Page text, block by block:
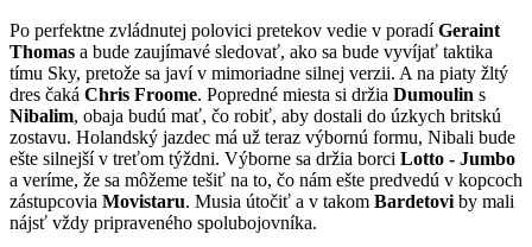
Po perfektne zvládnutej polovici pretekov vedie v poradíGeraint
Thomas a bude zaujímavé sledovať, ako sa bude vyvíjať taktika
tímu Sky, pretože sa javí v mimoriadne silnej verzii. A na piaty žltý
dres čaká Chris Froome. Popredné miesta si držia Dumoulin s
Nibalim, obaja budú mať, čo robiť, aby dostali do úzkych britskú
zostavu. Holandský jazdec má už teraz výbornú formu, Nibali bude
ešte silnejší v treťom týždni. Výborne sa držia borci Lotto - Jumbo
a veríme, že sa môžeme tešiť na to, čo nám ešte predvedú v kopcoch
zástupcovia Movistaru. Musia útočiť a v takom Bardetovi by mali
nájsť vždy pripraveného spolubojovníka.